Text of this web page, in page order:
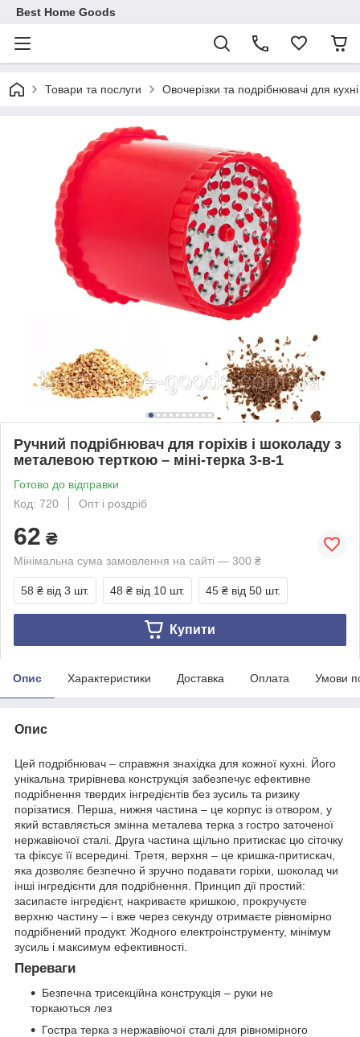
Best Home Goods
Товари та послуги Овочерізки та подрібнювачі для кухні
Ручний подрібнювач для горіхів і шоколаду з
металевою терткою – міні-терка 3-в-1
Готово до відправки
Код: 720
Опт і роздріб
62 ₴
Мінімальна сума замовлення на сайті — 300 ₴
58 ₴ від 3 шт. 48 ₴ від 10 шт. 45 ₴ від 50 шт.
Купити
Опис Характеристики Доставка Оплата Умови
Опис
Цей подрібнювач – справжня знахідка для кожної кухні. Його
унікальна трирівнева конструкція забезпечує ефективне
подрібнення твердих інгредієнтів без зусиль та ризику
порізатися. Перша, нижня частина – це корпус із отвором, у
який вставляється змінна металева терка з гостро заточеної
нержавіючої сталі. Друга частина щільно притискає цю сіточку
та фіксує її всередині. Третя, верхня – це кришка-притискач,
яка дозволяє безпечно й зручно подавати горіхи, шоколад чи
інші інгредієнти для подрібнення. Принцип дії простий:
засипаєте інгредієнт, накриваєте кришкою, прокручуєте
верхню частину – і вже через секунду отримаєте рівномірно
подрібнений продукт. Жодного електроінструменту, мінімум
зусиль і максимум ефективності.
Переваги
Безпечна трисекційна конструкція – руки не
торкаються лез
Гостра терка з нержавіючої сталі для рівномірного